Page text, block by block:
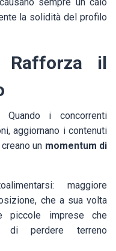
sempre un calo
la solidità del profilo
Rafforza il
i concorrenti
aggiornano i contenuti
un momentum di
maggiore
che a sua volta
piccole imprese che
di perdere terreno